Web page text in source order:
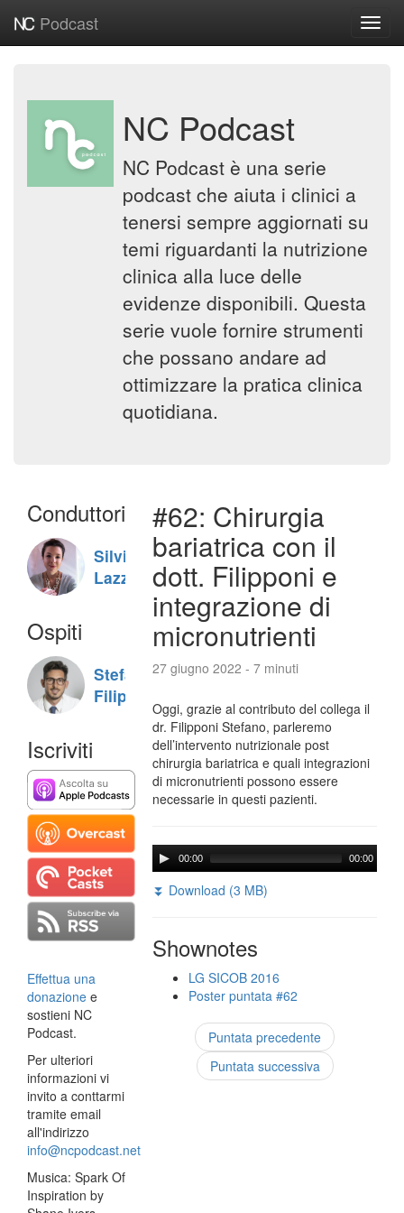
Podcast
NC Podcast
NC Podcast è una serie
podcast che aiuta i clinici a
tenersi sempre aggiornati su
temi riguardanti la nutrizione
clinica alla luce delle
evidenze disponibili. Questa
serie vuole fornire strumenti
che possano andare ad
ottimizzare la pratica clinica
quotidiana.
Conduttori
Silvia
Lazzaris
Ospiti
Stefano
Filipponi
Iscriviti
Effettua una
donazione e
sostieni NC
Podcast.
Per ulteriori
informazioni vi
invito a conttarmi
tramite email
all'indirizzo
info@ncpodcast.net
Musica: Spark Of
Inspiration by
#62: Chirurgia
bariatrica con il
dott. Filipponi e
integrazione di
micronutrienti
27 giugno 2022 - 7 minuti
Oggi, grazie al contributo del collega il
dr. Filipponi Stefano, parleremo
dell’intervento nutrizionale post
chirurgia bariatrica e quali integrazioni
di micronutrienti possono essere
necessarie in questi pazienti.
00:00 00:00
⏬ Download (3 MB)
Shownotes
LG SICOB 2016
Poster puntata #62
Puntata precedente
Puntata successiva